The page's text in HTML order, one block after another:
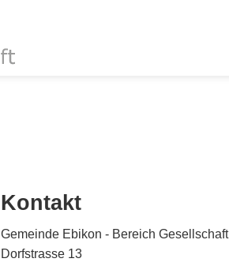
Kontakt
Gemeinde Ebikon - Bereich Gesellschaft
Dorfstrasse 13